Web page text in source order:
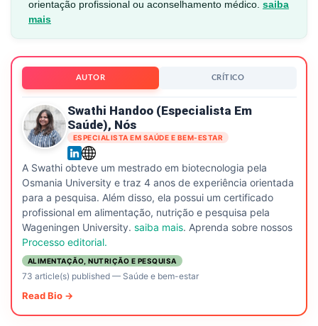
orientação profissional ou aconselhamento médico. saiba
mais
AUTOR CRÍTICO
Swathi Handoo (especialista Em
Saúde), Nós
ESPECIALISTA EM SAÚDE E BEM-ESTAR
A Swathi obteve um mestrado em biotecnologia pela
Osmania University e traz 4 anos de experiência orientada
para a pesquisa. Além disso, ela possui um certificado
profissional em alimentação, nutrição e pesquisa pela
Wageningen University. saiba mais. Aprenda sobre nossos
Processo editorial.
ALIMENTAÇÃO, NUTRIÇÃO E PESQUISA
73 article(s) published— Saúde e bem-estar
Read Bio →